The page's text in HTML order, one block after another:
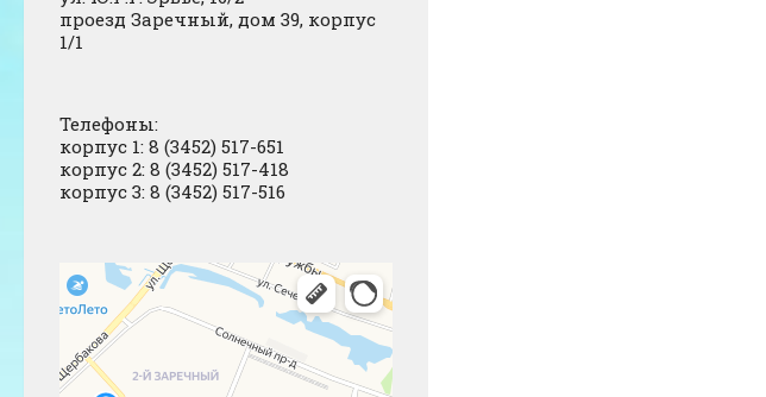
проезд Заречный, дом 39, корпус
1/1
Телефоны:
корпус 1: 8 (3452) 517-651
корпус 2: 8 (3452) 517-418
корпус 3: 8 (3452) 517-516